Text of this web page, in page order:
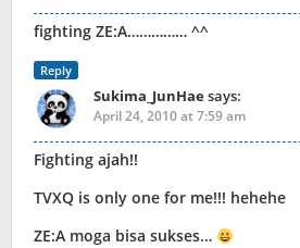
fighting ZE:A…………… ^^
Reply
Sukima_JunHaesays:
April 24, 2010 at 7:59 am
Fighting ajah!!
TVXQ is only one for me!!! hehehe
ZE:A moga bisa sukses…